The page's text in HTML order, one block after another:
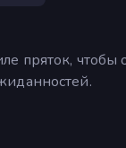
пряток,